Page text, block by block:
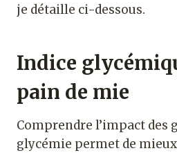
je détaille ci-dessous.
Indice
pain de mie
Comprendre l’impact des
glycémie permet de